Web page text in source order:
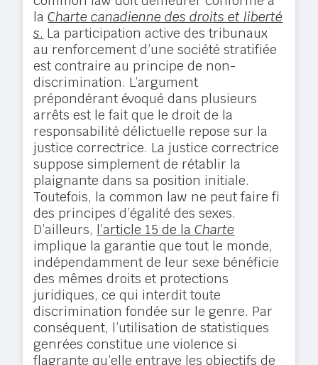
laCharte canadienne des droits et liberté
s. La participation active des tribunaux
au renforcement d’une société stratifiée
est contraire au principe de non-
discrimination. L’argument
prépondérant évoqué dans plusieurs
arrêts est le fait que le droit de la
responsabilité délictuelle repose sur la
justice correctrice. La justice correctrice
suppose simplement de rétablir la
plaignante dans sa position initiale.
Toutefois, la common law ne peut faire fi
des principes d’égalité des sexes.
D’ailleurs, l’article 15 de laCharte
implique la garantie que tout le monde,
indépendamment de leur sexe bénéficie
des mêmes droits et protections
juridiques, ce qui interdit toute
discrimination fondée sur le genre. Par
conséquent, l’utilisation de statistiques
genrées constitue une violence si
flagrante qu’elle entrave les objectifs de